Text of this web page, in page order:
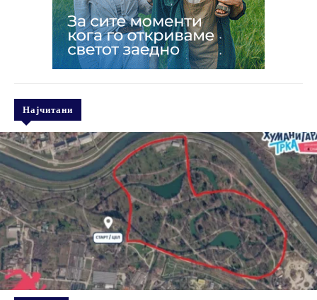
Најчитани